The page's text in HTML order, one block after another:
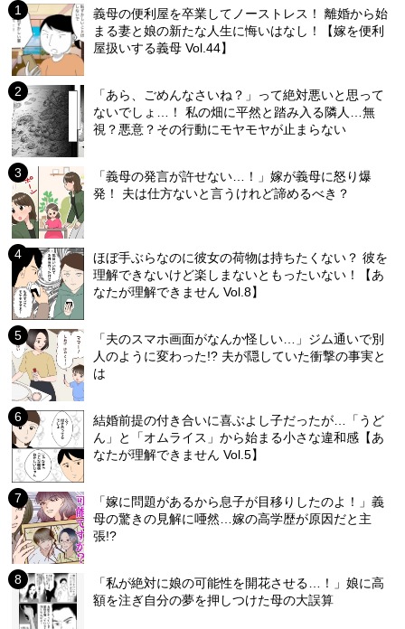
義母の便利屋を卒業してノーストレス！ 離婚から始
まる妻と娘の新たな人生に悔いはなし！【嫁を便利
屋扱いする義母 Vol.44】
「あら、ごめんなさいね？」って絶対悪いと思って
ないでしょ…！ 私の畑に平然と踏み入る隣人…無
視？悪意？その行動にモヤモヤが止まらない
「義母の発言が許せない…！」嫁が義母に怒り爆
発！ 夫は仕方ないと言うけれど諦めるべき？
ほぼ手ぶらなのに彼女の荷物は持ちたくない？ 彼を
理解できないけど楽しまないともったいない！【あ
なたが理解できません Vol.8】
「夫のスマホ画面がなんか怪しい…」ジム通いで別
人のように変わった!? 夫が隠していた衝撃の事実と
は
結婚前提の付き合いに喜ぶよし子だったが…「うど
ん」と「オムライス」から始まる小さな違和感【あ
なたが理解できません Vol.5】
「嫁に問題があるから息子が目移りしたのよ！」義
母の驚きの見解に唖然…嫁の高学歴が原因だと主
張!?
「私が絶対に娘の可能性を開花させる…！」娘に高
額を注ぎ自分の夢を押しつけた母の大誤算